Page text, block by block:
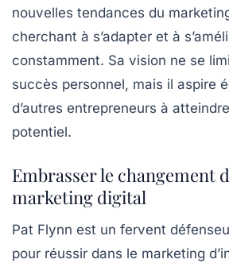
nouvelles tendances du
cherchant à s’adapter et à
constamment. Sa vision ne se
succès personnel, mais il aspire
d’autres entrepreneurs à
potentiel.
Embrasser le changement
marketing digital
Pat Flynn est un fervent
pour réussir dans le marketing